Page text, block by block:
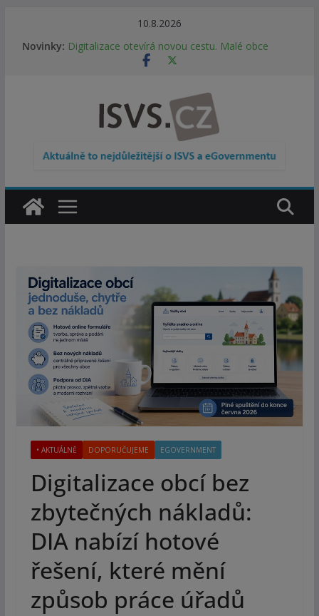
10.8.2026
Novinky:
Informace o obcích vždy po ruce. SMS ČR spouští
novou mobilní aplikaci
Digitalizace otevírá novou cestu. Malé obce
veřejnost do testování digitálních služeb
DIA: Informační systém dlouhodobého řízení
(ISDŘ) je od července v plném provozu
RVIS – Výbor pro architekturu a řízení ICT
zveřejnil materiály z nového jednání
• AKTUÁLNĚ DOPORUČUJEME EGOVERNMENT
Digitalizace obcí bez
zbytečných nákladů:
DIA nabízí hotové
řešení, které mění
způsob práce úřadů